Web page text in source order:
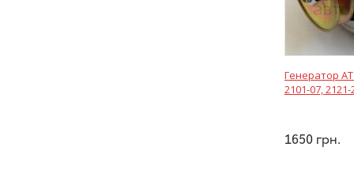
Генератор
2101-07,
1650 грн.